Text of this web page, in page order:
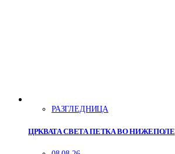
РАЗГЛЕДНИЦА
ЦРКВАТА СВЕТА ПЕТКА ВО НИЖЕПОЛЕ